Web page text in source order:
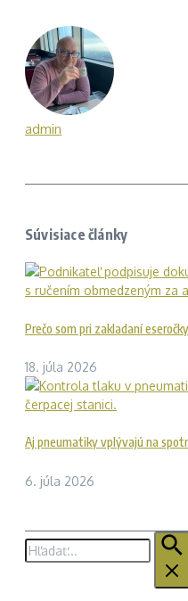
admin
Súvisiace články
Prečo som pri zakladaní
18. júla 2026
Aj pneumatiky vplývajú na
6. júla 2026
Hľadať: